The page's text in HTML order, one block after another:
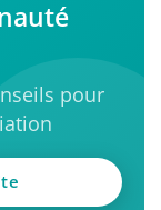
pour